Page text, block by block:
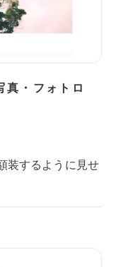
真・フォトロ
装するように見せ